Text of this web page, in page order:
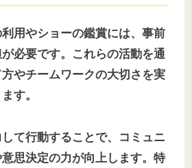
用やショーの鑑賞には、事前
必要です。これらの活動を通
やチームワークの大切さを実
す。
て行動することで、コミュニ
思決定の力が向上します。特